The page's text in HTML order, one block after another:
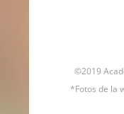
©2019
*Fotos de la